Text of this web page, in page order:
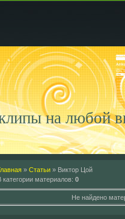
на любой
» Статьи » Виктор Цой
категории материалов: 0
Не найдено